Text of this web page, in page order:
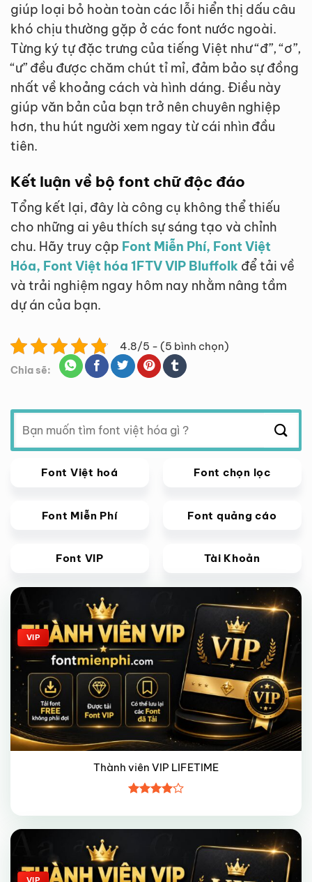
giúp loại bỏ hoàn toàn các lỗi hiển thị dấu câu
khó chịu thường gặp ở các font nước ngoài.
Từng ký tự đặc trưng của tiếng Việt như “đ”, “ơ”,
“ư” đều được chăm chút tỉ mỉ, đảm bảo sự đồng
nhất về khoảng cách và hình dáng. Điều này
giúp văn bản của bạn trở nên chuyên nghiệp
hơn, thu hút người xem ngay từ cái nhìn đầu
tiên.
Kết luận về bộ font chữ độc đáo
Tổng kết lại, đây là công cụ không thể thiếu
cho những ai yêu thích sự sáng tạo và chỉnh
chu. Hãy truy cập Font Miễn Phí, Font Việt
Hóa, Font Việt hóa 1FTV VIP Bluffolk để tải về
và trải nghiệm ngay hôm nay nhằm nâng tầm
dự án của bạn.
4.8/5 - (5 bình chọn)
Chia sẽ:
Tìm
kiếm:
Font Việt hoá Font chọn lọc
Font Miễn Phí Font quảng cáo
Font VIP Tài Khoản
Giảm giá!
VIP
Thành viên VIP LIFETIME
xếp hạng
45 sao
Giảm giá!
VIP